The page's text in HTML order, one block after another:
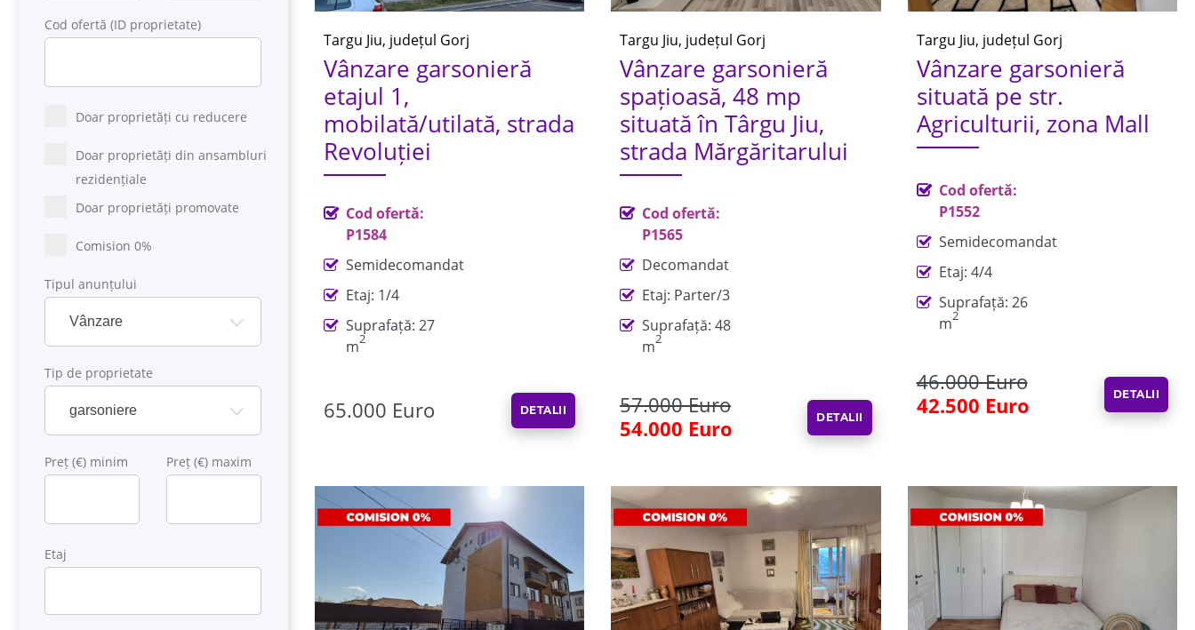
Cod ofertă (ID proprietate)
Doar proprietăți cu reducere
Doar proprietăți din ansambluri
rezidențiale
Doar proprietăți promovate
Comision 0%
Tipul anunțului
Vânzare
Tip de proprietate
garsoniere
Preț (€) minim Preț (€) maxim
Etaj
Targu Jiu, județul Gorj
Vânzare garsonieră
etajul 1,
mobilată/utilată, strada
Revoluției
Cod ofertă:
P1584
Semidecomandat
Etaj: 1/4
Suprafață: 27
m2
65.000 Euro DETALII
Targu Jiu, județul Gorj
Vânzare garsonieră
spațioasă, 48 mp
situată în Târgu Jiu,
strada Mărgăritarului
Cod ofertă:
P1565
Decomandat
Etaj: Parter/3
Suprafață: 48
m2
57.000 Euro
54.000 Euro
DETALII
Targu Jiu, județul Gorj
Vânzare garsonieră
situată pe str.
Agriculturii, zona Mall
Cod ofertă:
P1552
Semidecomandat
Etaj: 4/4
Suprafață: 26
m2
46.000 Euro
42.500 Euro
DETALII